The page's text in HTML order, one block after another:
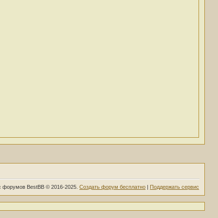
форумов BestBB © 2016-2025.Создать форум бесплатно | Поддержать сервис